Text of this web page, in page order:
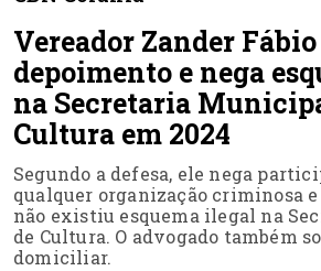
Vereador Zander
depoimento e nega
na Secretaria
Cultura em 2024
Segundo a defesa, ele nega
qualquer organização criminosa
não existiu esquema ilegal na
de Cultura. O advogado também
domiciliar.